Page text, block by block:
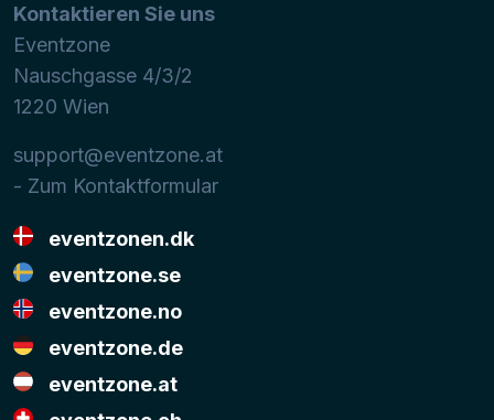
Kontaktieren Sie uns
Eventzone
Nauschgasse 4/3/2
1220 Wien
support@eventzone.at
- Zum Kontaktformular
eventzonen.dk
eventzone.se
eventzone.no
eventzone.de
eventzone.at